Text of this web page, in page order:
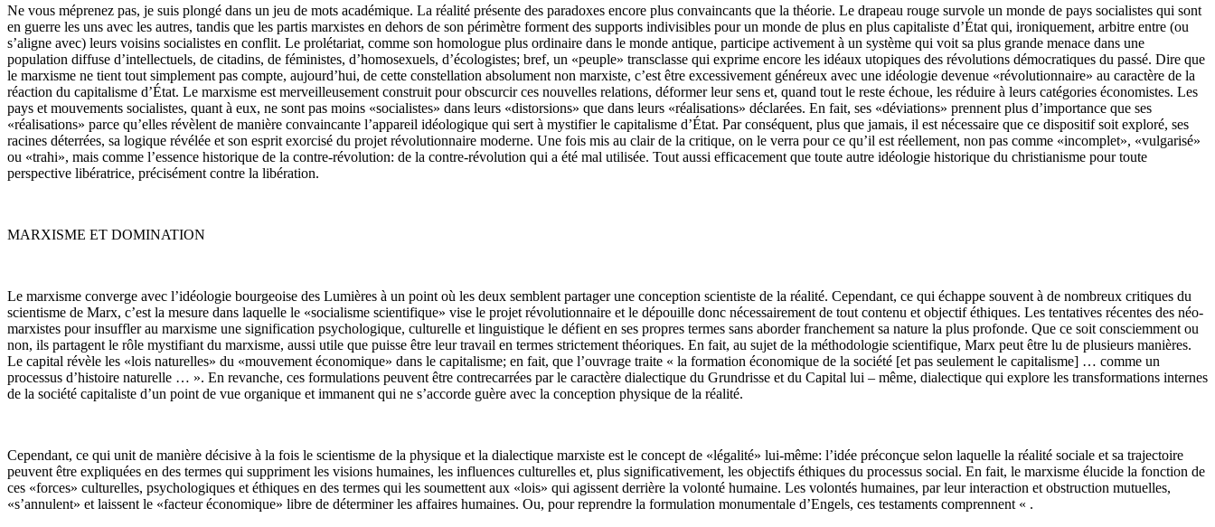
Ne vous méprenez pas, je suis plongé dans un jeu de mots académique. La réalité présente des paradoxes encore plus convaincants que la théorie. Le drapeau rouge survole un monde de pays socialistes qui sont
en guerre les uns avec les autres, tandis que les partis marxistes en dehors de son périmètre forment des supports indivisibles pour un monde de plus en plus capitaliste d’État qui, ironiquement, arbitre entre (ou
s’aligne avec) leurs voisins socialistes en conflit. Le prolétariat, comme son homologue plus ordinaire dans le monde antique, participe activement à un système qui voit sa plus grande menace dans une
population diffuse d’intellectuels, de citadins, de féministes, d’homosexuels, d’écologistes; bref, un «peuple» transclasse qui exprime encore les idéaux utopiques des révolutions démocratiques du passé. Dire que
le marxisme ne tient tout simplement pas compte, aujourd’hui, de cette constellation absolument non marxiste, c’est être excessivement généreux avec une idéologie devenue «révolutionnaire» au caractère de la
réaction du capitalisme d’État. Le marxisme est merveilleusement construit pour obscurcir ces nouvelles relations, déformer leur sens et, quand tout le reste échoue, les réduire à leurs catégories économistes. Les
pays et mouvements socialistes, quant à eux, ne sont pas moins «socialistes» dans leurs «distorsions» que dans leurs «réalisations» déclarées. En fait, ses «déviations» prennent plus d’importance que ses
«réalisations» parce qu’elles révèlent de manière convaincante l’appareil idéologique qui sert à mystifier le capitalisme d’État. Par conséquent, plus que jamais, il est nécessaire que ce dispositif soit exploré, ses
racines déterrées, sa logique révélée et son esprit exorcisé du projet révolutionnaire moderne. Une fois mis au clair de la critique, on le verra pour ce qu’il est réellement, non pas comme «incomplet», «vulgarisé»
ou «trahi», mais comme l’essence historique de la contre-révolution: de la contre-révolution qui a été mal utilisée. Tout aussi efficacement que toute autre idéologie historique du christianisme pour toute
perspective libératrice, précisément contre la libération.
MARXISME ET DOMINATION
Le marxisme converge avec l’idéologie bourgeoise des Lumières à un point où les deux semblent partager une conception scientiste de la réalité. Cependant, ce qui échappe souvent à de nombreux critiques du
scientisme de Marx, c’est la mesure dans laquelle le «socialisme scientifique» vise le projet révolutionnaire et le dépouille donc nécessairement de tout contenu et objectif éthiques. Les tentatives récentes des néo-
marxistes pour insuffler au marxisme une signification psychologique, culturelle et linguistique le défient en ses propres termes sans aborder franchement sa nature la plus profonde. Que ce soit consciemment ou
non, ils partagent le rôle mystifiant du marxisme, aussi utile que puisse être leur travail en termes strictement théoriques. En fait, au sujet de la méthodologie scientifique, Marx peut être lu de plusieurs manières.
Le capital révèle les «lois naturelles» du «mouvement économique» dans le capitalisme; en fait, que l’ouvrage traite « la formation économique de la société [et pas seulement le capitalisme] … comme un
processus d’histoire naturelle … ». En revanche, ces formulations peuvent être contrecarrées par le caractère dialectique du Grundrisse et du Capital lui – même, dialectique qui explore les transformations internes
de la société capitaliste d’un point de vue organique et immanent qui ne s’accorde guère avec la conception physique de la réalité.
Cependant, ce qui unit de manière décisive à la fois le scientisme de la physique et la dialectique marxiste est le concept de «légalité» lui-même: l’idée préconçue selon laquelle la réalité sociale et sa trajectoire
peuvent être expliquées en des termes qui suppriment les visions humaines, les influences culturelles et, plus significativement, les objectifs éthiques du processus social. En fait, le marxisme élucide la fonction de
ces «forces» culturelles, psychologiques et éthiques en des termes qui les soumettent aux «lois» qui agissent derrière la volonté humaine. Les volontés humaines, par leur interaction et obstruction mutuelles,
«s’annulent» et laissent le «facteur économique» libre de déterminer les affaires humaines. Ou, pour reprendre la formulation monumentale d’Engels, ces testaments comprennent « .